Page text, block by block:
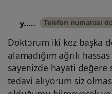
y..... Telefon numarası
Doktorum iki kez başka
alamadığım ağrılı
sayenizde hayati
tedavi alıyorum siz